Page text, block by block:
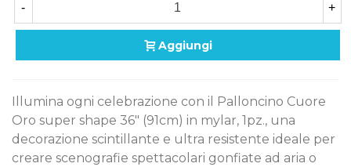
- +
Aggiungi
Illumina ogni celebrazione con il Palloncino Cuore
Oro super shape 36" (91cm) in mylar, 1pz., una
decorazione scintillante e ultra resistente ideale per
creare scenografie spettacolari gonfiate ad aria o